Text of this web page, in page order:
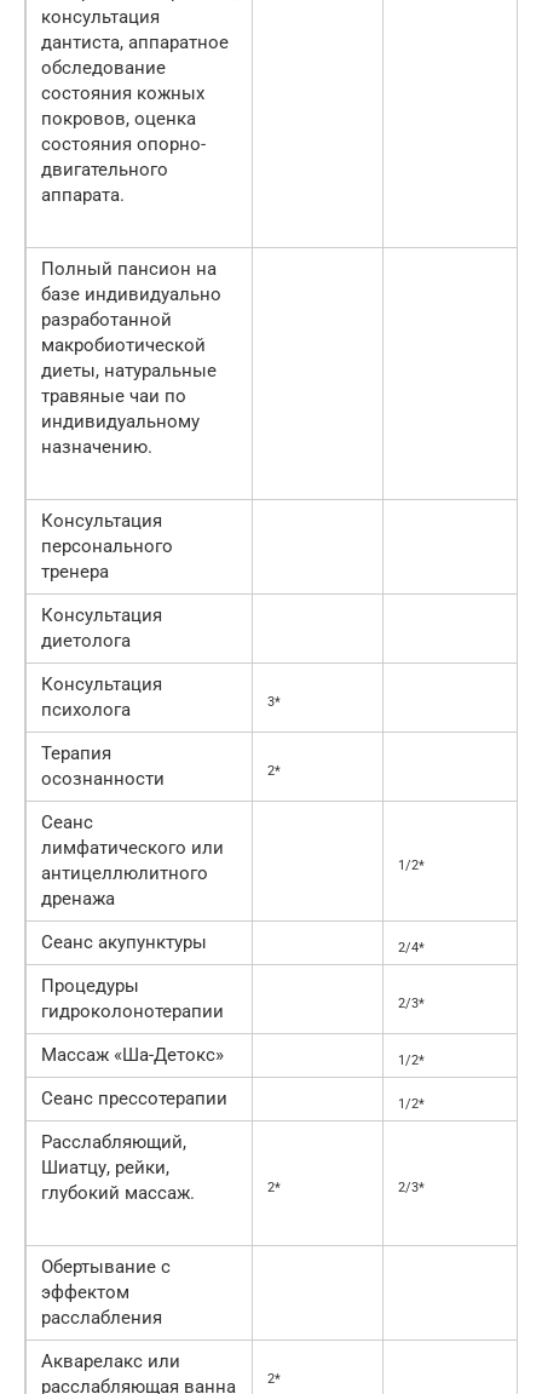
консультация
дантиста, аппаратное
обследование
состояния кожных
покровов, оценка
состояния опорно-
двигательного
аппарата.
Полный пансион на
базе индивидуально
разработанной
макробиотической
диеты, натуральные
травяные чаи по
индивидуальному
назначению.
Консультация
персонального
тренера
Консультация
диетолога
Консультация
психолога
3*
Терапия
осознанности
2*
Сеанс
лимфатического или
антицеллюлитного
дренажа
1/2*
Сеанс акупунктуры 2/4*
Процедуры
гидроколонотерапии
2/3*
Массаж «Ша-Детокс» 1/2*
Сеанс прессотерапии 1/2*
Расслабляющий,
Шиатцу, рейки,
глубокий массаж.
2* 2/3*
Обертывание с
эффектом
расслабления
Акварелакс или
расслабляющая ванна
2*